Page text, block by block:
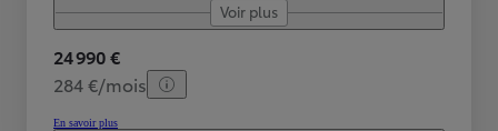
Voir plus
24 990 €
284 €/mois
En savoir plus